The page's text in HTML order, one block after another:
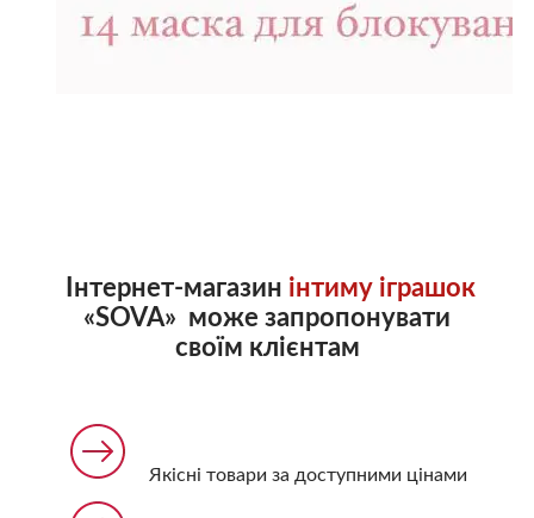
Інтернет-магазин інтиму іграшок
«SOVA» може запропонувати
своїм клієнтам
Якісні товари за доступними цінами